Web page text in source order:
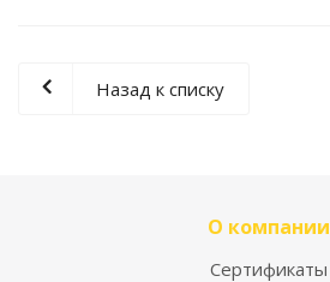
Назад к списку
О компании
Сертификаты